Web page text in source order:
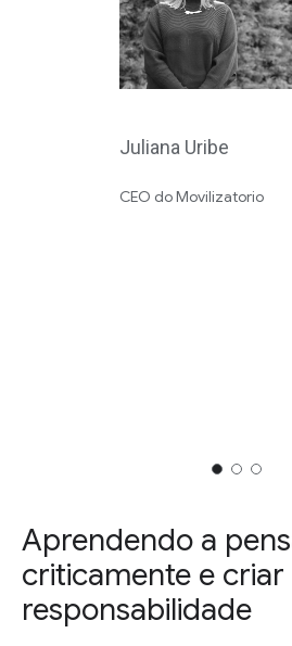
Juliana Uribe
CEO do Movilizatorio
Aprendendo a
criticamente e
responsabilidade